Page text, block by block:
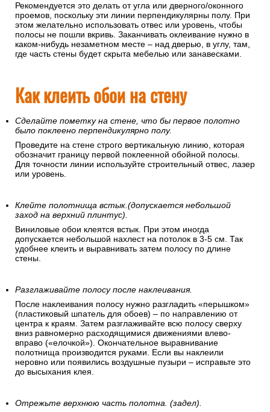
Рекомендуется это делать от угла или дверного/оконного
проемов, поскольку эти линии перпендикулярны полу. При
этом желательно использовать отвес или уровень, чтобы
полосы не пошли вкривь. Заканчивать оклеивание нужно в
каком-нибудь незаметном месте – над дверью, в углу, там,
где часть стены будет скрыта мебелью или занавесками.
Как клеить обои на стену
Сделайте пометку на стене, что бы первое полотно
было поклеено перпендикулярно полу.
Проведите на стене строго вертикальную линию, которая
обозначит границу первой поклеенной обойной полосы.
Для точности линии используйте строительный отвес, лазер
или уровень.
Клейте полотнища встык.(допускается небольшой
заход на верхний плинтус).
Виниловые обои клеятся встык. При этом иногда
допускается небольшой нахлест на потолок в 3-5 см. Так
удобнее клеить и выравнивать затем полосу по длине
стены.
Разглаживайте полосу после наклеивания.
После наклеивания полосу нужно разгладить «перышком»
(пластиковый шпатель для обоев) – по направлению от
центра к краям. Затем разглаживайте всю полосу сверху
вниз равномерно расходящимися движениями влево-
вправо («елочкой»). Окончательное выравнивание
полотнища производится руками. Если вы наклеили
неровно или появились воздушные пузыри – исправьте это
до высыхания клея.
Отрежьте верхнюю часть полотна. (задел).